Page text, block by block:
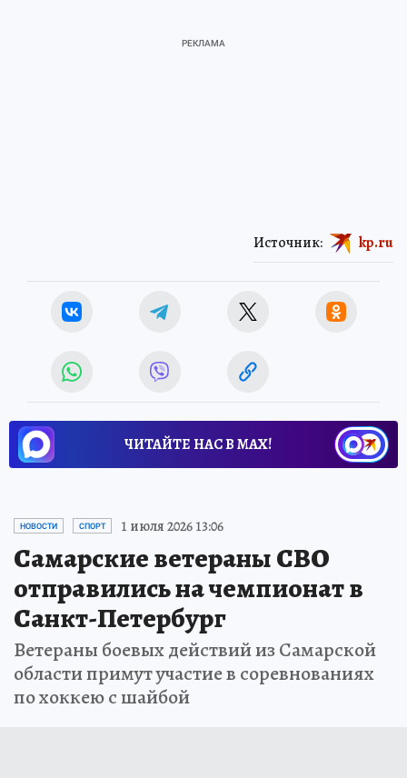
Источник: kp.ru
ЧИТАЙТЕ НАС В МАХ!
НОВОСТИ СПОРТ 1 июля 2026 13:06
Самарские ветераны СВО
отправились на чемпионат в
Санкт-Петербург
Ветераны боевых действий из Самарской
области примут участие в соревнованиях
по хоккею с шайбой